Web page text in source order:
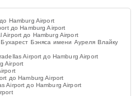
Hamburg Airport
до Hamburg Airport
до Hamburg Airport
Бэняса имени Ауреля Влайку
Airport до Hamburg Airport
Airport
до Hamburg Airport
Airport до Hamburg Airport